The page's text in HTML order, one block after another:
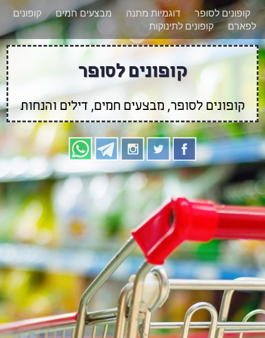
רוצים להישאר מעודכנים לגבי קופונים חדשים?
הצטרפו אלינו גם
בוואטסאפ
קופונים לסופר דוגמיות מתנה מבצעים חמים
קופונים
לפארם
קופונים לתינוקות
קופונים לסופר
קופונים לסופר, מבצעים חמים, דילים והנחות